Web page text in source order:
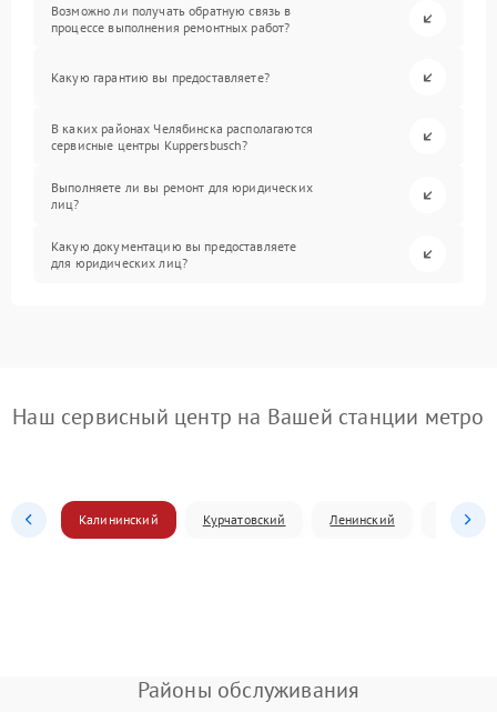
Возможно ли получать обратную связь в
процессе выполнения ремонтных работ?
Какую гарантию вы предоставляете?
В каких районах Челябинска располагаются
сервисные центры Kuppersbusch?
Выполняете ли вы ремонт для юридических
лиц?
Какую документацию вы предоставляете
для юридических лиц?
Наш сервисный центр на Вашей станции метро
Калининский Курчатовский Ленинский
Районы обслуживания